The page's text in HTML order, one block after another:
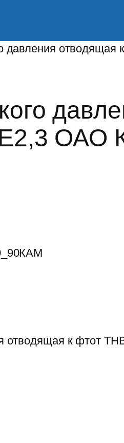
давления
Е2,3 ОАО
отводящая к фтот